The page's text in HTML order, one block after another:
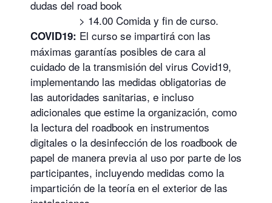
dudas del road book
> 14.00 Comida y fin de curso.
COVID19: El curso se impartirá con las
máximas garantías posibles de cara al
cuidado de la transmisión del virus Covid19,
implementando las medidas obligatorias de
las autoridades sanitarias, e incluso
adicionales que estime la organización, como
la lectura del roadbook en instrumentos
digitales o la desinfección de los roadbook de
papel de manera previa al uso por parte de los
participantes, incluyendo medidas como la
impartición de la teoría en el exterior de las